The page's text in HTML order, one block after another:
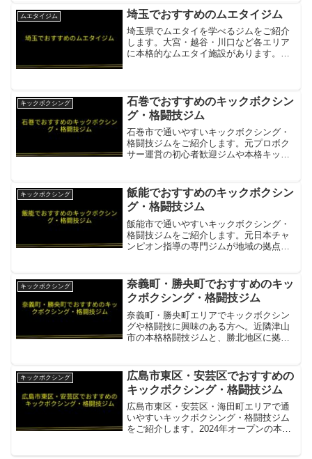
ジム項目内容所在地／最寄駅高松市牟礼
町牟礼2134-1...
ムエタイジム 埼玉でおすすめのムエタイジム
埼玉県でムエタイを学べるジムをご紹介
します。大宮・越谷・川口など各エリア
に本格的なムエタイ施設があります。サ
寄駅埼玉県越谷市（せんげん...
キックボクシング
石巻でおすすめのキックボクシン
グ・格闘技ジム
石巻市で通いやすいキックボクシング・
格闘技ジムをご紹介します。元プロボク
サー運営の初心者歓迎ジムや本格キック
運営・初心者・女性・ジュニア歓迎・1時
間無料体験受付中項目内...
キックボクシング
飯能でおすすめのキックボクシン
グ・格闘技ジム
飯能市で通いやすいキックボクシング・
格闘技ジムをご紹介します。元日本チャ
ンピオン指導の専門ジムが地域の拠点と
本チャンピオン指導・キッズから初心者
まで丁寧に対応項目内容...
キックボクシング
奈義町・勝央町でおすすめのキッ
クボクシング・格闘技ジム
奈義町・勝央町エリアでキックボクシン
グや格闘技に興味のある方へ。近隣津山
市の本格格闘技ジムと、勝北地区に拠点
義から車20分）奈義町・勝央町から津山
市方面へのアクセス可...
キックボクシング
広島市東区・安芸区でおすすめの
キックボクシング・格闘技ジム
広島市東区・安芸区・海田町エリアで通
いやすいキックボクシング・格闘技ジム
をご紹介します。2024年オープンの本格